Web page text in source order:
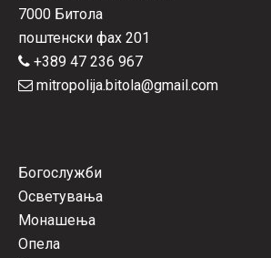
7000 Битола
поштенски фах 201
+389 47 236 967
mitropolija.bitola@gmail.com
Богослужби
Осветувања
Монашења
Опела